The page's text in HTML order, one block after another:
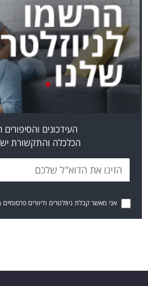
העידכונים
הכלכלה והתקשורת
אני מאשר קבלת ניוזלטרים ודיוורים